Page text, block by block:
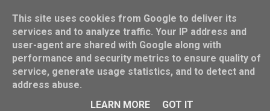
Ankündigung: vegan weekend (03.08
This site uses cookies from Google to deliver its
services and to analyze traffic. Your IP address and
user-agent are shared with Google along with
performance and security metrics to ensure quality of
service, generate usage statistics, and to detect and
address abuse.
LEARN MORE
GOT IT